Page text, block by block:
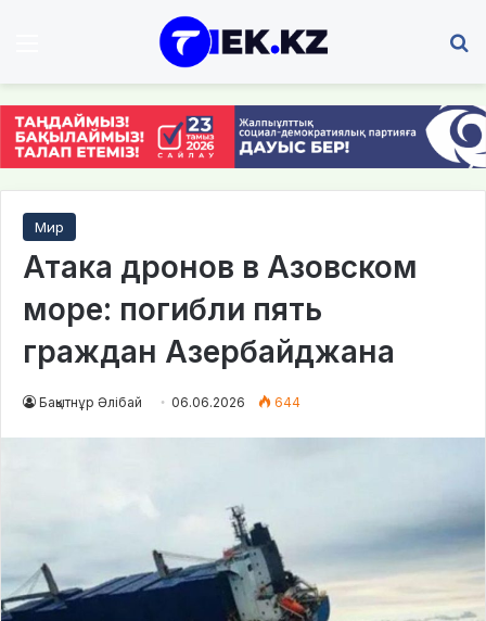
Мир
Атака дронов в Азовском
море: погибли пять
граждан Азербайджана
Бақытнұр Әлібай 06.06.2026 644